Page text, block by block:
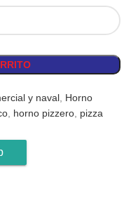
y naval Horno
horno pizzero pizza